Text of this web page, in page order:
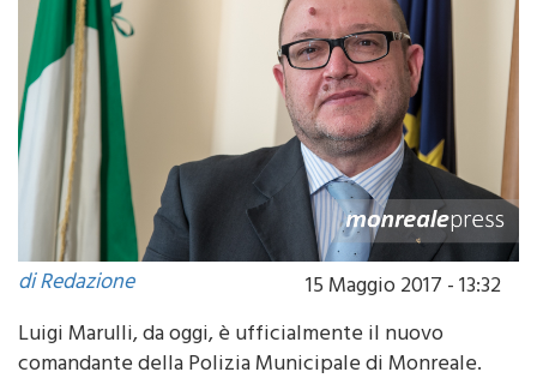
di Redazione
15 Maggio 2017 - 13:32
Luigi Marulli, da oggi, è ufficialmente il nuovo
comandante della Polizia Municipale di Monreale.